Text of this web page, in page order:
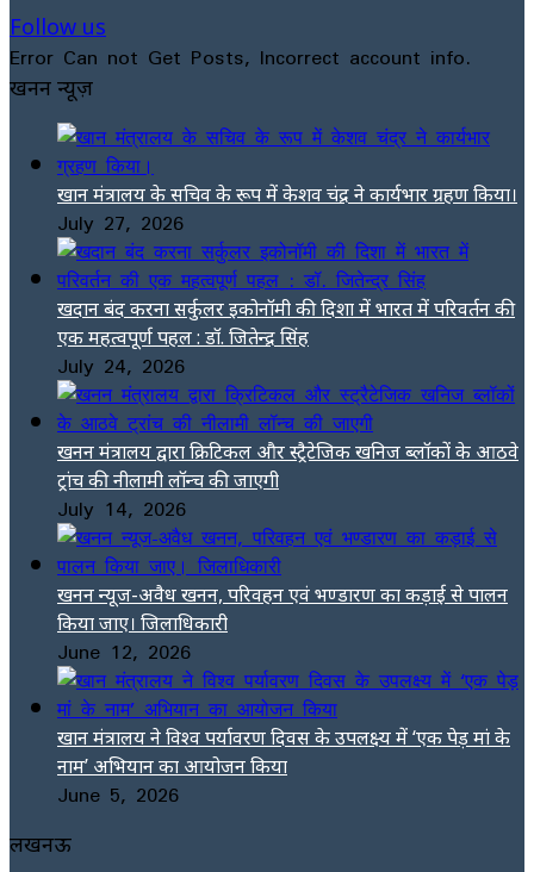
Follow us
Error Can not Get Posts, Incorrect account info.
खनन न्यूज़
खान मंत्रालय के सचिव के रूप में केशव चंद्र ने कार्यभार ग्रहण किया।
July 27, 2026
खदान बंद करना सर्कुलर इकोनॉमी की दिशा में भारत में परिवर्तन की
एक महत्वपूर्ण पहल : डॉ. जितेन्द्र सिंह
July 24, 2026
खनन मंत्रालय द्वारा क्रिटिकल और स्ट्रैटेजिक खनिज ब्लॉकों के आठवे
ट्रांच की नीलामी लॉन्च की जाएगी
July 14, 2026
खनन न्यूज-अवैध खनन, परिवहन एवं भण्डारण का कड़ाई से पालन
किया जाए। जिलाधिकारी
June 12, 2026
खान मंत्रालय ने विश्व पर्यावरण दिवस के उपलक्ष्य में ‘एक पेड़ मां के
नाम’ अभियान का आयोजन किया
June 5, 2026
लखनऊ